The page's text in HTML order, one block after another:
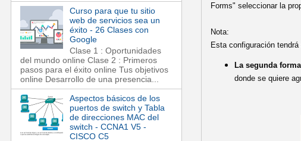
Forms" seleccionar la
Nota:
Esta configuración
La segunda forma
donde se quiere
Curso para que tu sitio
web de servicios sea un
éxito - 26 Clases con
Google
Clase 1 : Oportunidades
del mundo online Clase 2 : Primeros
pasos para el éxito online Tus objetivos
online Desarrollo de una presencia...
Aspectos básicos de los
puertos de switch y Tabla
de direcciones MAC del
switch - CCNA1 V5 -
CISCO C5